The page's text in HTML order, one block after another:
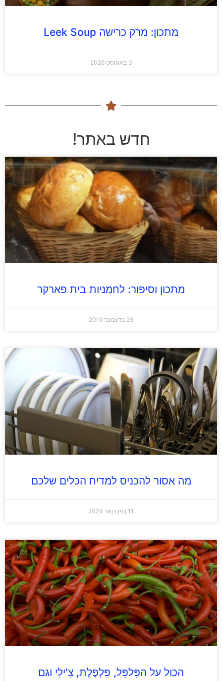
מתכון: מרק כרישה Leek Soup
3 באוגוסט 2026
חדש באתר!
מתכון וסיפור: לחמניות בית פארקר
25 בדצמבר 2019
מה אסור להכניס למדיח הכלים שלכם
11 בפברואר 2024
הכול על הפִּלפֵּל, פִּלְפֶּלֶת, צִ'ילִי וגם